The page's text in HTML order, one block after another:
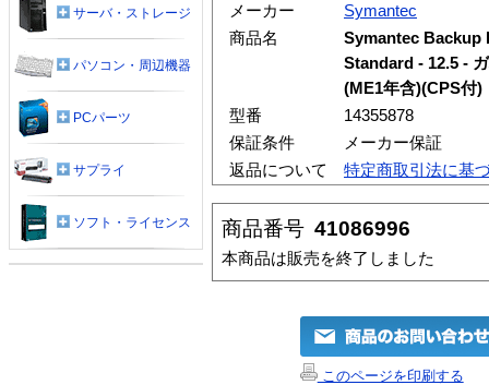
メーカー
Symantec
商品名
Symantec Backup
Standard - 12.5 -
(ME1年含)(CPS付
型番
14355878
保証条件
メーカー保証
返品について
特定商取引法に基
商品番号 41086996
本商品は販売を終了しました
このページを印刷する
サーバ・ストレージ
パソコン・周辺機器
PCパーツ
サプライ
ソフト・ライセンス